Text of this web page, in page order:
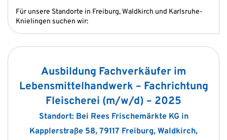
Für unsere Standorte in Freiburg, Waldkirch und Karlsruhe-
Knielingen suchen wir:
Ausbildung Fachverkäufer im
Lebensmittelhandwerk – Fachrichtung
Fleischerei (m/w/d) – 2025
Standort: Bei Rees Frischemärkte KG in
Kapplerstraße 58, 79117 Freiburg, Waldkirch,